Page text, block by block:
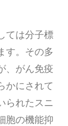
ては分子標
す。その多
、がん免疫
かにされて
られたスニ
胞の機能抑